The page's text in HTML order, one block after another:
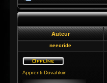
Auteur
neecride
Apprenti Dovahkiin